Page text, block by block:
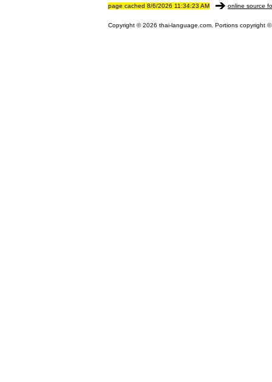
page cached 8/6/2026 11:34:23 AM online source
Copyright © 2026 thai-language.com. Portions copyright